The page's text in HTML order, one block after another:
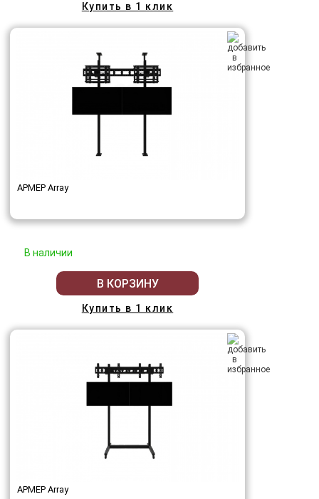
Купить в 1 клик
АРМЕР Array
В наличии
В КОРЗИНУ
Купить в 1 клик
АРМЕР Array